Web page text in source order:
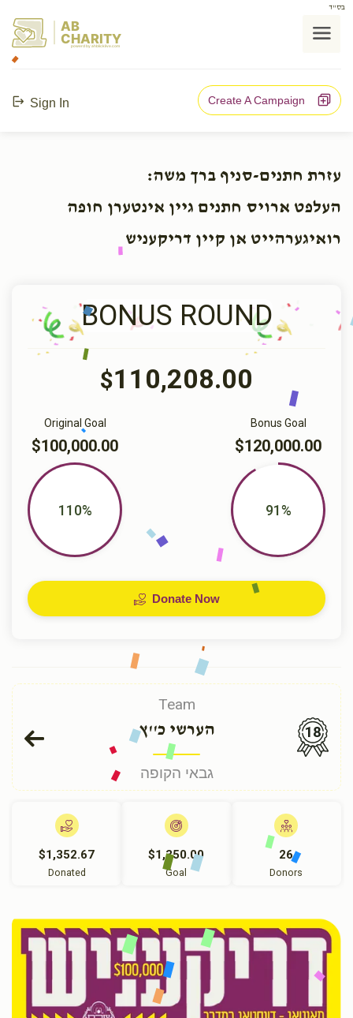
בס"ד
AB
CHARITY
powerd by ahblicklive.com
Sign In Create A Campaign
עזרת חתנים-סניף ברך משה:
העלפט ארויס חתנים גיין אינטערן חופה
רואיגערהייט אן קיין דריקעניש
BONUS ROUND
$110,208.00
Bonus Goal
$120,000.00
91%
Original Goal
$100,000.00
110%
Donate Now
Team
הערשי כ''ץ
גבאי הקופה
18
$1,352.67
Donated
$1,350.00
Goal
26
Donors